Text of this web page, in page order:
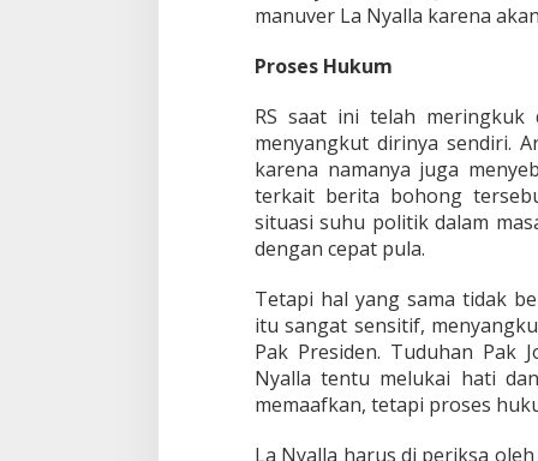
manuver La Nyalla karena
Proses Hukum
RS saat ini telah meringkuk
menyangkut dirinya sendiri.
karena namanya juga
terkait berita bohong
situasi suhu politik dalam
dengan cepat pula.
Tetapi hal yang sama tidak
itu sangat sensitif,
Pak Presiden. Tuduhan Pak
Nyalla tentu melukai hati
memaafkan, tetapi proses
La Nyalla harus di periksa